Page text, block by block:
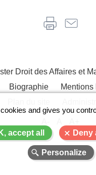
Droit des Affaires et
Biographie
and gives you
accept all
Deny
Personalize